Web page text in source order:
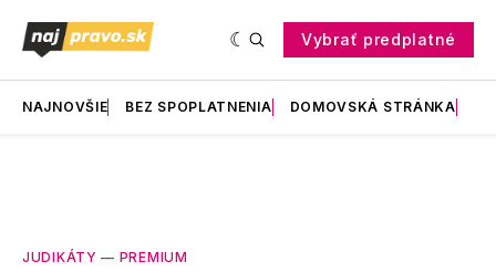
Vybrať predplatné
NAJNOVŠIE BEZ SPOPLATNENIA DOMOVSKÁ STRÁNKA
JUDIKÁTY — PREMIUM